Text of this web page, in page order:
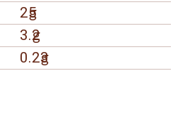
25
g
3.2
g
0.23
g